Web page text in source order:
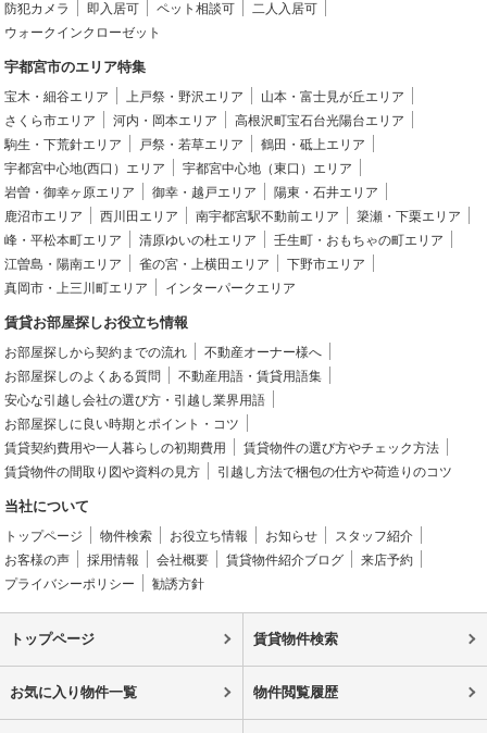
防犯カメラ
即入居可 ペット相談可
二人入居可
ウォークインクローゼット
宇都宮市のエリア特集
宝木・細谷エリア 上戸祭・野沢エリア
山本・富士見が丘エリア
さくら市エリア
河内・岡本エリア
高根沢町宝石台光陽台エリア
駒生・下荒針エリア
戸祭・若草エリア
鶴田・砥上エリア
宇都宮中心地(西口）エリア
宇都宮中心地（東口）エリア
岩曽・御幸ヶ原エリア
御幸・越戸エリア
陽東・石井エリア
鹿沼市エリア
西川田エリア 南宇都宮駅不動前エリア
簗瀬・下栗エリア
峰・平松本町エリア
清原ゆいの杜エリア
壬生町・おもちゃの町エリア
江曽島・陽南エリア
雀の宮・上横田エリア
下野市エリア
真岡市・上三川町エリア
インターパークエリア
賃貸お部屋探しお役立ち情報
お部屋探しから契約までの流れ
不動産オーナー様へ
お部屋探しのよくある質問
不動産用語・賃貸用語集
安心な引越し会社の選び方・引越し業界用語
お部屋探しに良い時期とポイント・コツ
賃貸契約費用や一人暮らしの初期費用
賃貸物件の選び方やチェック方法
賃貸物件の間取り図や資料の見方
引越し方法で梱包の仕方や荷造りのコツ
当社について
トップページ 物件検索 お役立ち情報 お知らせ
スタッフ紹介
お客様の声
採用情報 会社概要 賃貸物件紹介ブログ
来店予約
プライバシーポリシー
勧誘方針
トップページ 賃貸物件検索
お気に入り物件一覧 物件閲覧履歴